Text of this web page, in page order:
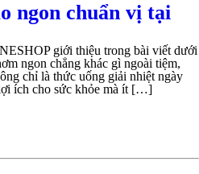
ngon chuẩn vị tại
giới thiệu trong bài viết dưới
ngon chẳng khác gì ngoài tiệm,
chỉ là thức uống giải nhiệt ngày
ích cho sức khỏe mà ít […]